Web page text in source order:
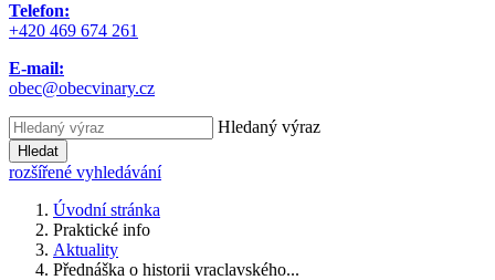
Telefon:
+420 469 674 261
E-mail:
obec@obecvinary.cz
Hledaný výraz
Hledat
rozšířené vyhledávání
Úvodní stránka
Praktické info
Aktuality
Přednáška o historii vraclavského...